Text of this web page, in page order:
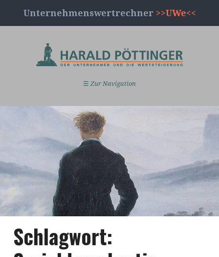
Unternehmenswertrechner >>UWe<<
☰ Zur Navigation
Schlagwort: